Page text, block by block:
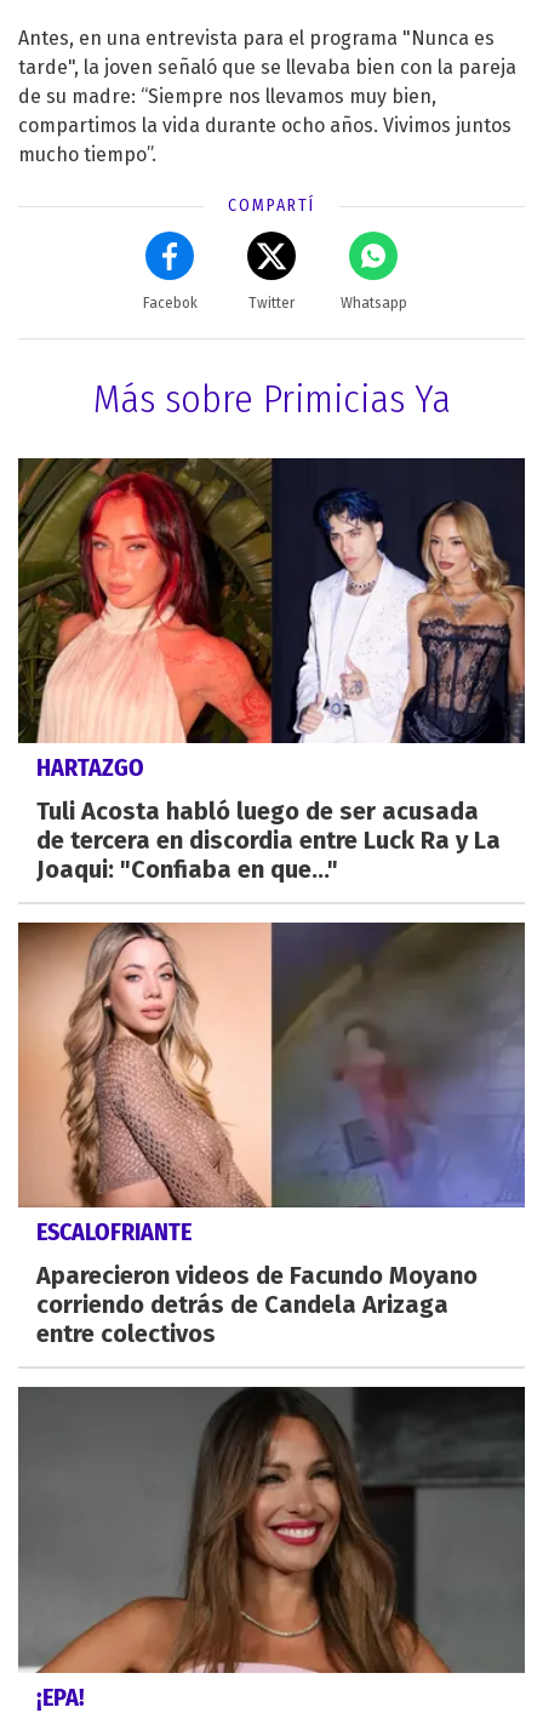
Antes, en una entrevista para el programa "Nunca es
tarde", la joven señaló que se llevaba bien con la pareja
de su madre: “Siempre nos llevamos muy bien,
compartimos la vida durante ocho años. Vivimos juntos
mucho tiempo”.
COMPARTÍ
Facebok Twitter Whatsapp
Más sobre Primicias Ya
HARTAZGO
Tuli Acosta habló luego de ser acusada
de tercera en discordia entre Luck Ra y La
Joaqui: "Confiaba en que..."
ESCALOFRIANTE
Aparecieron videos de Facundo Moyano
corriendo detrás de Candela Arizaga
entre colectivos
¡EPA!